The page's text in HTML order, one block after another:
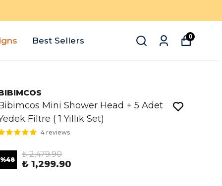
Best Sellers 0
Mini Shower Head + 5 Adet
Filtre ( 1 Yıllık Set)
4 reviews
%48
₺ 2,479.90
₺ 1,299.90